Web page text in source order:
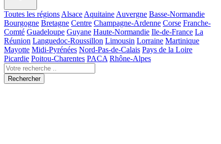
Toutes les régions Alsace Aquitaine Auvergne Basse-Normandie
Bourgogne Bretagne Centre Champagne-Ardenne Corse Franche-
Comté Guadeloupe Guyane Haute-Normandie Ile-de-France La
Réunion Languedoc-Roussillon Limousin Lorraine Martinique
Mayotte Midi-Pyrénées Nord-Pas-de-Calais Pays de la Loire
Picardie Poitou-Charentes PACA Rhône-Alpes
Rechercher